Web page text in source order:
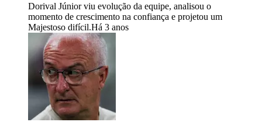
Dorival Júnior viu evolução da equipe, analisou o
momento de crescimento na confiança e projetou um
Majestoso difícil.Há 3 anos